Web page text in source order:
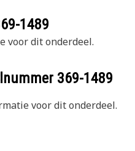
1489
voor dit onderdeel.
369-1489
voor dit onderdeel.